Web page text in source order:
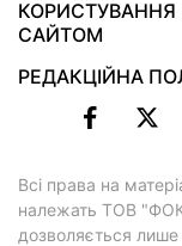
КОРИСТУВАННЯ
САЙТОМ
РЕДАКЦІЙНА
Всі права на
належать ТОВ
дозволяється